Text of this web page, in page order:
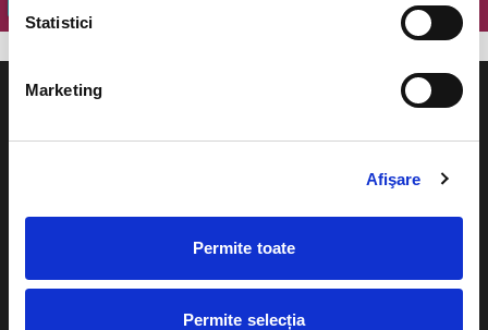
Statistici
Marketing
Afişare
Permite toate
Permite selecția
Cum comand bilete?